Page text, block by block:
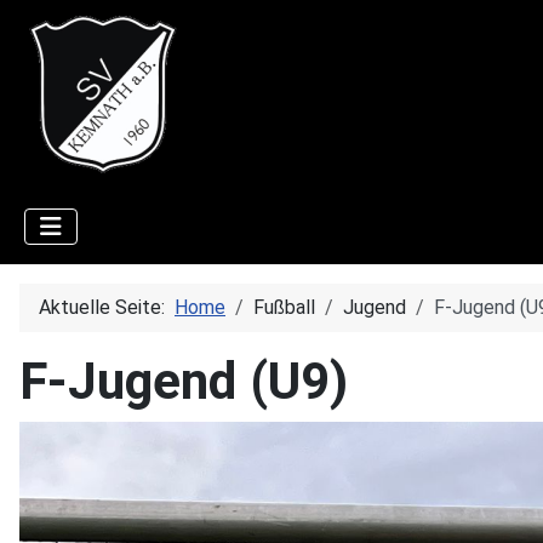
Aktuelle Seite: Home Fußball Jugend F-Jugend
F-Jugend (U9)